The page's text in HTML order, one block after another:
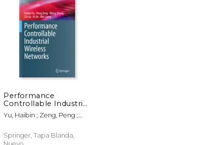
Performance
Controllable Industrial
Wireless Networks (en
Inglés)
Yu, Haibin ; Zeng, Peng ;
Springer, Tapa Blanda,